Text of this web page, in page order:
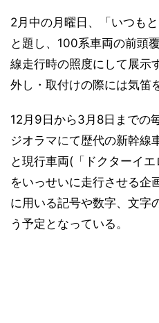
2月中の月曜日、「いつも
と題し、100系車両の前頭
線走行時の照度にして展示
外し・取付けの際には気笛
12月9日から3月8日までの
ジオラマにて歴代の新幹
と現行車両(「ドクターイ
をいっせいに走行させる企
に用いる記号や数字、文字
う予定となっている。